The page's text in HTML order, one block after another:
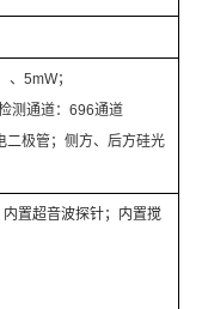
、5mW；
测通道：696通道
二极管；侧方、后方硅光
置超音波探针；内置搅